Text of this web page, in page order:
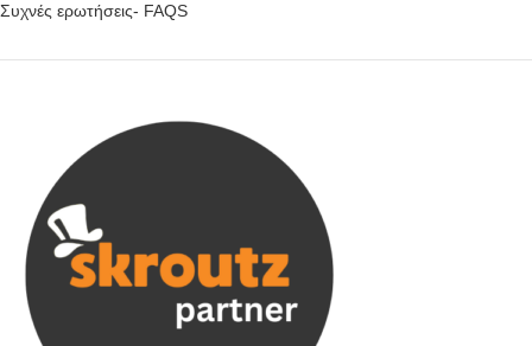
Συχνές ερωτήσεις- FAQS